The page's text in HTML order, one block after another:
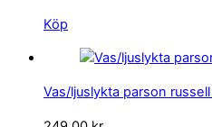
Köp
Vas/ljuslykta parson